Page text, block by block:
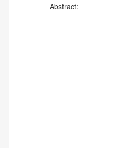
Abstract: